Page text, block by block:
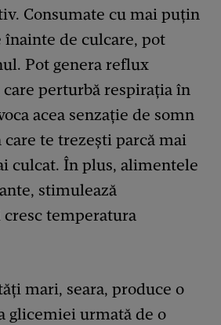
Consumate cu mai puțin
de culcare, pot
Pot genera reflux
care perturbă respirația în
acea senzație de somn
te trezești parcă mai
culcat. În plus, alimentele
stimulează
temperatura
mari, seara, produce o
glicemiei urmată de o